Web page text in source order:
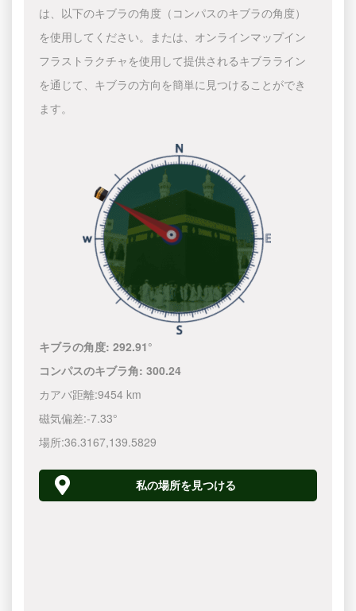
は、以下のキブラの角度（コンパスのキブラの角度）
を使用してください。または、オンラインマップイン
フラストラクチャを使用して提供されるキブラライン
を通じて、キブラの方向を簡単に見つけることができ
ます。
キブラの角度:292.91°
コンパスのキブラ角:300.24
カアバ距離:9454 km
磁気偏差:-7.33°
場所:36.3167,139.5830
私の場所を見つける